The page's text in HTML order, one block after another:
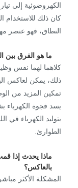
الكهروضوئية إلى
كان ذلك للاستخدام
النطاق، فهو عنصر
ما هو الفرق بين
كلاهما لهما نفس
ذلك، يمكن لعاكس
تمكين المزيد من
يسد فجوة الكهرباء
بتوليد الكهرباء في
الطوارئ.
ماذا يحدث إذا
بالعاكس؟
المشكلة الأكثر